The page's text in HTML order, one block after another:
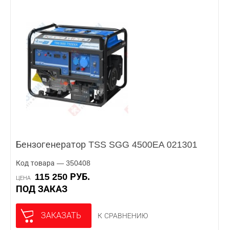
Бензогенератор TSS SGG 4500EA 021301
Код товара — 350408
ЦЕНА
115 250 РУБ.
ПОД ЗАКАЗ
ЗАКАЗАТЬ К СРАВНЕНИЮ